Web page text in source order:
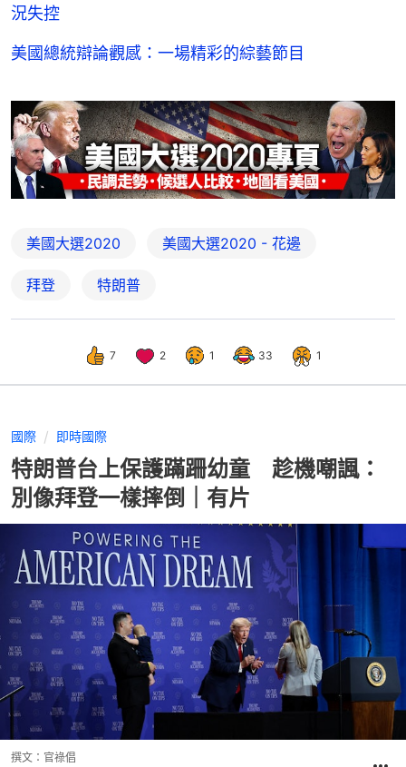
況失控
美國總統辯論觀感：一場精彩的綜藝節目
美國大選2020 美國大選2020 - 花邊
拜登 特朗普
7 2 1 33 1
國際 即時國際
特朗普台上保護蹣跚幼童 趁機嘲諷：
別像拜登一樣摔倒｜有片
撰文： 官祿倡